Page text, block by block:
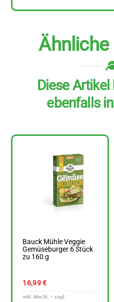
Ähnliche
Diese
ebenfalls
Bauck Mühle Veggie
Gemüseburger 6 Stück
zu 160 g
16,99€